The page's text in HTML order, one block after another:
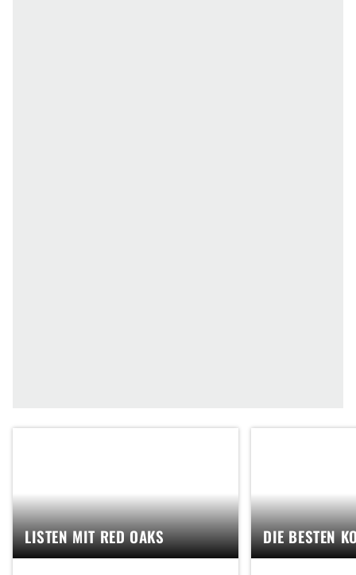
LISTEN MIT RED OAKS DIE BESTEN